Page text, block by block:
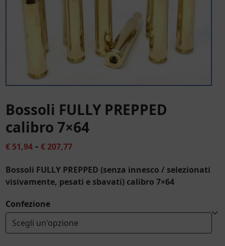
Bossoli FULLY PREPPED
calibro 7×64
€51,94 - €207,77Fascia
prezzo:
a
€ 207,77
Bossoli FULLY PREPPED (senza innesco / selezionati
visivamente, pesati e sbavati) calibro 7×64
Confezione